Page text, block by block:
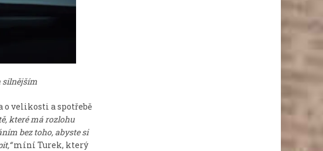
silnějším
velikosti a spotřebě
které má rozlohu
bez toho, abyste si
míní Turek, který